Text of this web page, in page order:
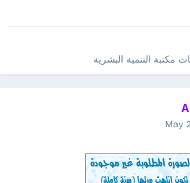
مكتبة التنمية البشرية
May